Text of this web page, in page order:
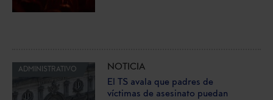
ADMINISTRATIVO
NOTICIA
El TS avala que padres de
víctimas de asesinato puedan